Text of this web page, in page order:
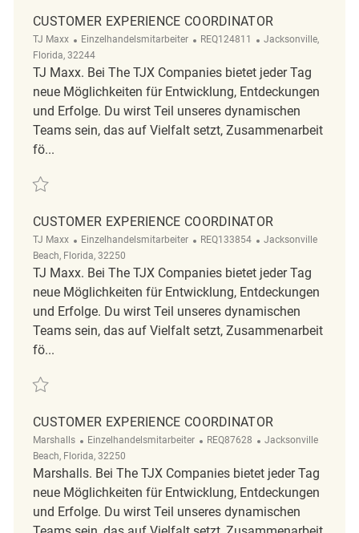
CUSTOMER EXPERIENCE COORDINATOR
TJ Maxx Kategorie
Einzelhandelsmitarbeiter ReqId
REQ124811 Ort
Jacksonville,
Florida, 32244
TJ Maxx. Bei The TJX Companies bietet jeder Tag
neue Möglichkeiten für Entwicklung, Entdeckungen
und Erfolge. Du wirst Teil unseres dynamischen
Teams sein, das auf Vielfalt setzt, Zusammenarbeit
fö...
Retten Customer Experience Coordinator REQ124811
CUSTOMER EXPERIENCE COORDINATOR
TJ Maxx Kategorie
Einzelhandelsmitarbeiter ReqId
REQ133854 Ort
Jacksonville
Beach, Florida, 32250
TJ Maxx. Bei The TJX Companies bietet jeder Tag
neue Möglichkeiten für Entwicklung, Entdeckungen
und Erfolge. Du wirst Teil unseres dynamischen
Teams sein, das auf Vielfalt setzt, Zusammenarbeit
fö...
Retten Customer Experience Coordinator REQ133854
CUSTOMER EXPERIENCE COORDINATOR
Marshalls Kategorie
Einzelhandelsmitarbeiter ReqId
REQ87628 Ort
Jacksonville
Beach, Florida, 32250
Marshalls. Bei The TJX Companies bietet jeder Tag
neue Möglichkeiten für Entwicklung, Entdeckungen
und Erfolge. Du wirst Teil unseres dynamischen